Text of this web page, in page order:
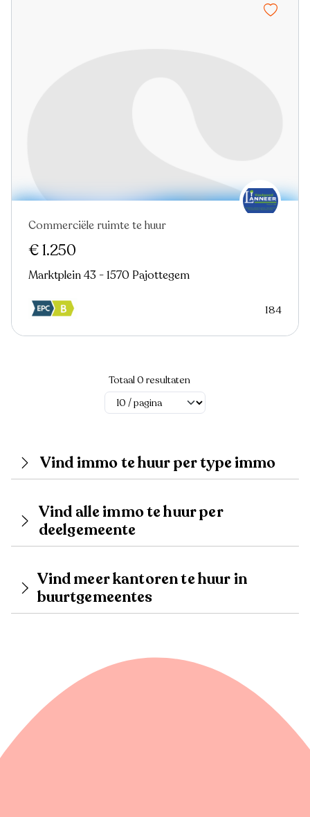
Commerciële ruimte te huur
€ 1.250
Marktplein 43 - 1570 Pajottegem
184
Totaal 0 resultaten
Vind immo te huur per type immo
Vind alle immo te huur per
deelgemeente
Vind meer kantoren te huur in
buurtgemeentes